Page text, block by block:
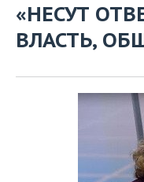
«НЕСУТ
ВЛАСТЬ,